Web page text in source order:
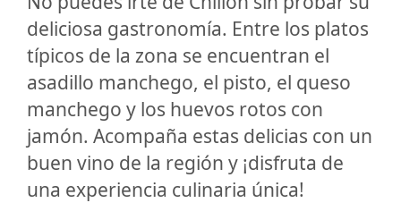
deliciosa gastronomía. Entre los platos
típicos de la zona se encuentran el
asadillo manchego, el pisto, el queso
manchego y los huevos rotos con
jamón. Acompaña estas delicias con un
buen vino de la región y ¡disfruta de
una experiencia culinaria única!